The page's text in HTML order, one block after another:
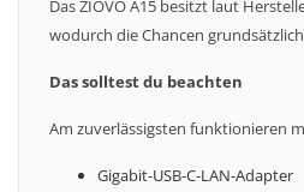
Das ZIOVO A15 besitzt laut
wodurch die Chancen
Das solltest du beachten
Am zuverlässigsten funktionieren
Gigabit-USB-C-LAN-Adapter